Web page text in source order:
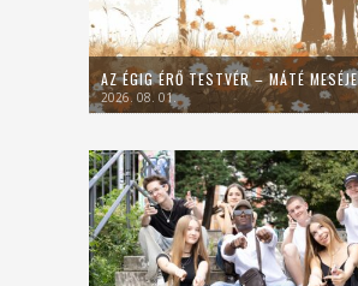
AZ ÉGIG ÉRŐ TESTVÉR – MÁTÉ MESÉJE
2026. 08. 01.